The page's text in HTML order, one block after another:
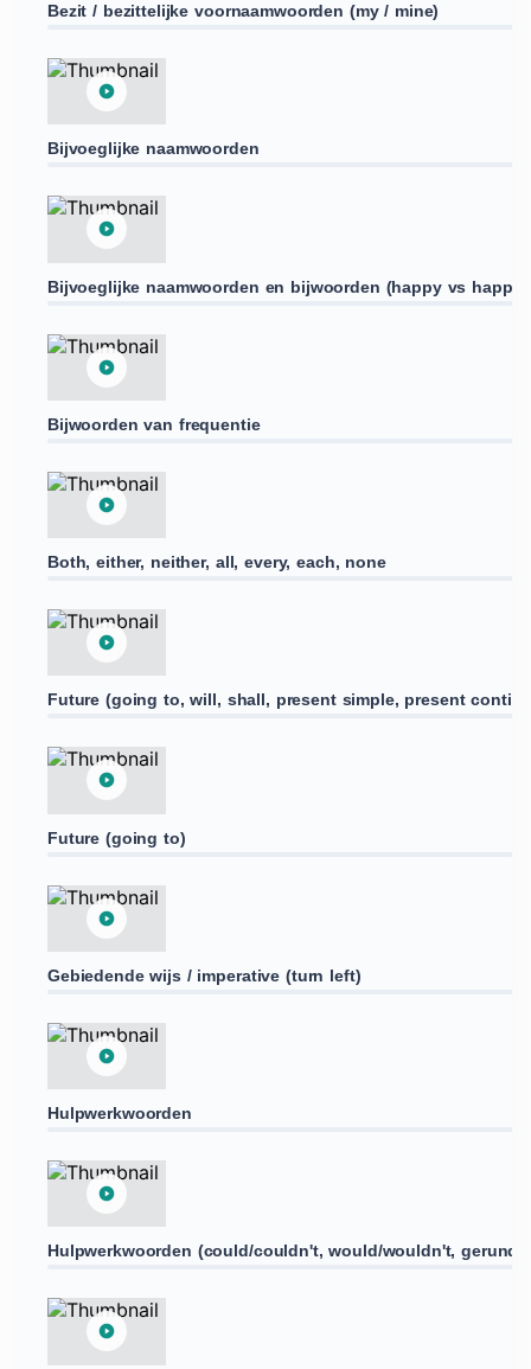
Bezit / bezittelijke voornaamwoorden (my / mine)
Bijvoeglijke naamwoorden
Bijvoeglijke naamwoorden en bijwoorden (happy vs
Bijwoorden van frequentie
Both, either, neither, all, every, each, none
Future (going to, will, shall, present simple, present
Future (going to)
Gebiedende wijs / imperative (turn left)
Hulpwerkwoorden
Hulpwerkwoorden (could/couldn't, would/wouldn't, gerund